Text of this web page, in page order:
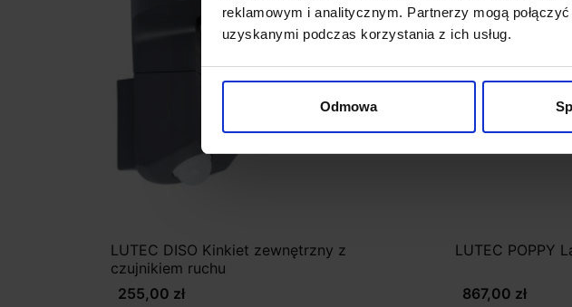
reklamowym i analitycznym. Partnerzy mogą
uzyskanymi podczas korzystania z ich usług.
Odmowa
LUTEC DISO Kinkiet zewnętrzny z
czujnikiem ruchu
255,00 zł
LUTEC POPPY
867,00 zł